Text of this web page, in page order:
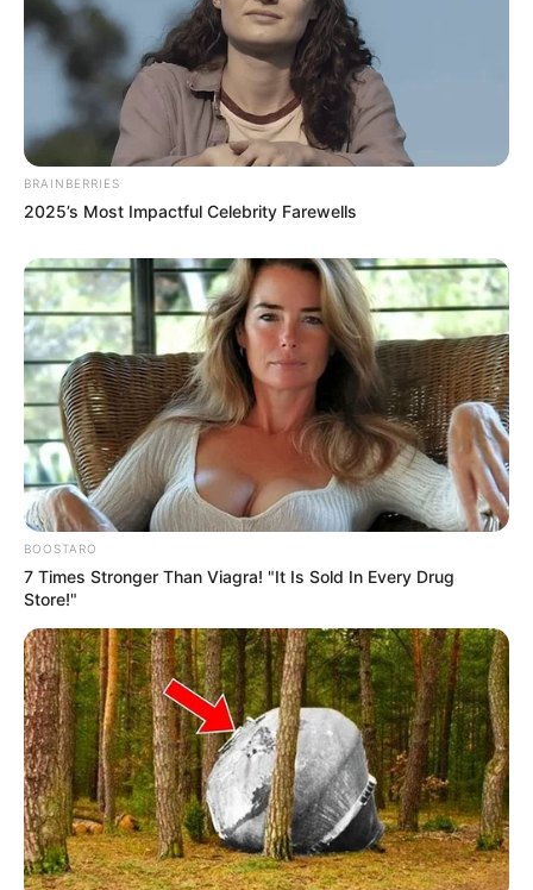
BRAINBERRIES
2025’s Most Impactful Celebrity Farewells
BOOSTARO
7 Times Stronger Than Viagra! "It Is Sold In Every Drug
Store!"